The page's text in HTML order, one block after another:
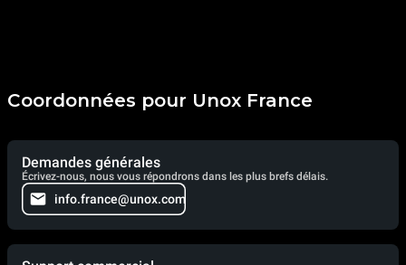
Coordonnées pour Unox France
Demandes générales
Écrivez-nous, nous vous répondrons dans les plus brefs délais.
info.france@unox.com